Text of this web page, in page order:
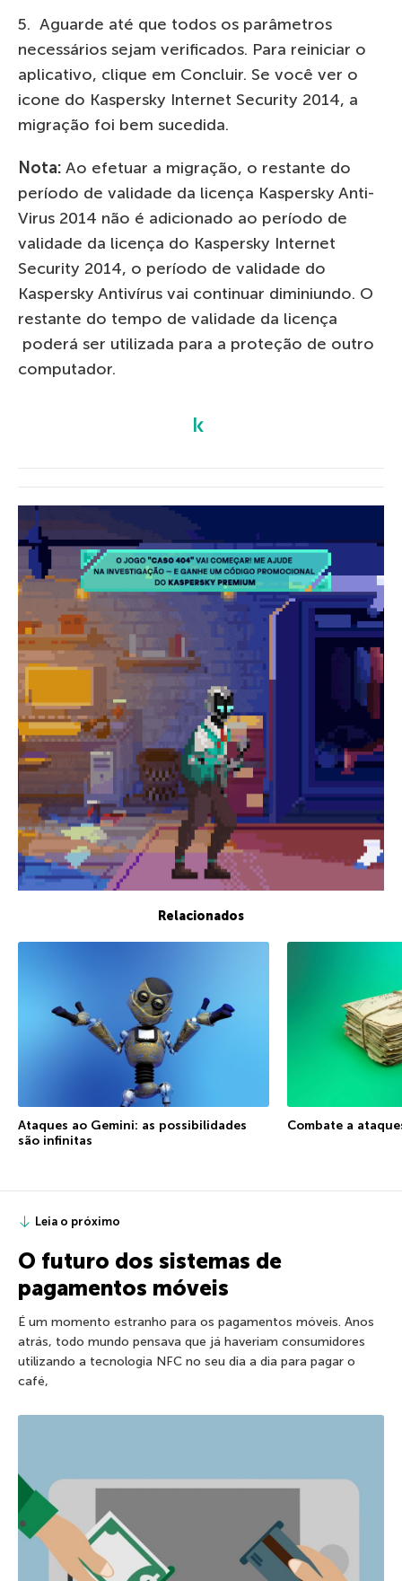
5. Aguarde até que todos os parâmetros
necessários sejam verificados. Para reiniciar o
aplicativo, clique em Concluir. Se você ver o
icone do Kaspersky Internet Security 2014, a
migração foi bem sucedida.
Nota: Ao efetuar a migração, o restante do
período de validade da licença Kaspersky Anti-
Virus 2014 não é adicionado ao período de
validade da licença do Kaspersky Internet
Security 2014, o período de validade do
Kaspersky Antivírus vai continuar diminiundo. O
restante do tempo de validade da licença
poderá ser utilizada para a proteção de outro
computador.
Relacionados
Ataques ao Gemini: as possibilidades
são infinitas
Combate a
Leia o próximo
O futuro dos sistemas de
pagamentos móveis
É um momento estranho para os pagamentos móveis. Anos
atrás, todo mundo pensava que já haveriam consumidores
utilizando a tecnologia NFC no seu dia a dia para pagar o
café,